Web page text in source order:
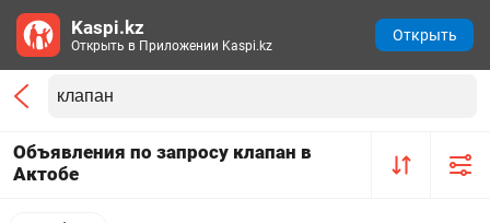
Объявления по запросу клапан в
Актобе
Kaspi.kz
Открыть в Приложении Kaspi.kz
Открыть